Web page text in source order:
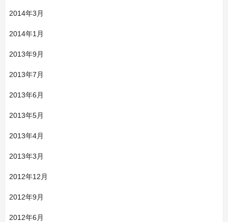
2014年3月
2014年1月
2013年9月
2013年7月
2013年6月
2013年5月
2013年4月
2013年3月
2012年12月
2012年9月
2012年6月